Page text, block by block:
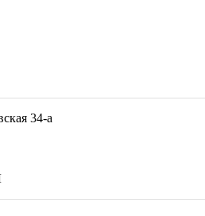
34-а